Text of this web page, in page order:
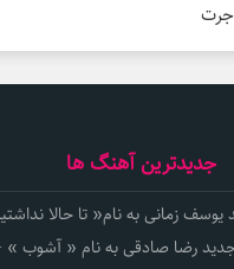
جدیدترین آهنگ ها
یوسف زمانی به نام« تا حالا
جدید رضا صادقی به نام « آشوب